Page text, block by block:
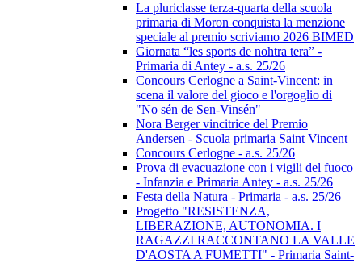
La pluriclasse terza-quarta della scuola
primaria di Moron conquista la menzione
speciale al premio scriviamo 2026 BIMED
Giornata “les sports de nohtra tera” -
Primaria di Antey - a.s. 25/26
Concours Cerlogne a Saint-Vincent: in
scena il valore del gioco e l'orgoglio di
"No sén de Sen-Vinsén"
Nora Berger vincitrice del Premio
Andersen - Scuola primaria Saint Vincent
Concours Cerlogne - a.s. 25/26
Prova di evacuazione con i vigili del fuoco
- Infanzia e Primaria Antey - a.s. 25/26
Festa della Natura - Primaria - a.s. 25/26
Progetto "RESISTENZA,
LIBERAZIONE, AUTONOMIA. I
RAGAZZI RACCONTANO LA VALLE
D'AOSTA A FUMETTI" - Primaria Saint-